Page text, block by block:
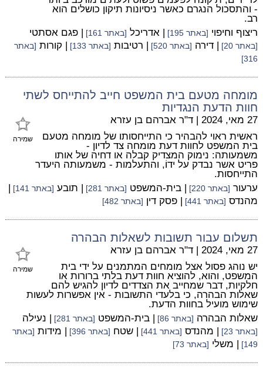
- והתסכול הנגרם כאשר ניסיונות תיקון כושלים הוא
רב.
ריצוף וחיפוי [באתר 195] | אדריכל [באתר 161] | פגם אסתטי
[באתר 20] | דירה [באתר 520] | רטיבות [באתר 133] | קורות [באתר
316]
מומחה מטעם בית המשפט חייב להתייחס לשתי
חוות הדעת הנגדיות
שמירה
27 מאי, 2024 | ד"ר אברהם בן עזרא
ראשית ראוי להבהיר כי התייחסותו של מומחה מטעם
בית המשפט לחוות דעת מומחה צד לדיון -
משמעותה: נימוק המצדיק קבלה או דחיה של אותו
פריט אשר נבדק על ידוֹ, והתעלמות - משמעותה היעדר
התייחסות.
ערעור [באתר 220] | בית-המשפט [באתר 281] | תובע [באתר 141]
|
מהנדס [באתר 441] | פסק דין [באתר 482]
תשלום עבור תשובות לשאלות הבהרה
שמירה
27 מאי, 2024 | ד"ר אברהם בן עזרא
יש נוהג פסול אצל מומחים המתמנים על ידי בית
המשפט, והוא, להוציא חוות דעת בלתי ברורות או
חלקיות, דבר שמחייב את הצדדים לדיון להגיש להם
שאלות הבהרה, כי בלעדי התשובות - אין אפשרות לעשות
שימוש מועיל בחוות הדעת.
שאלות הבהרה [באתר 86] | בית-המשפט [באתר 281] | נעילה
[באתר 23] | מהנדס [באתר 441] | שטח [באתר 396] | מידות [באתר
149]
| משלי [באתר 73]